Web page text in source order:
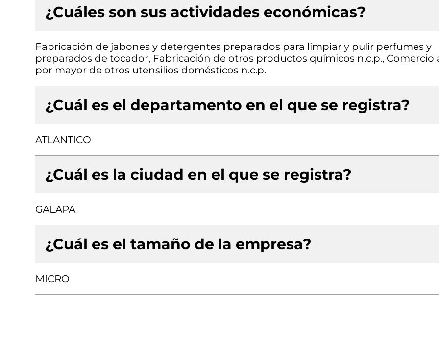
¿Cuáles son sus actividades económicas?
Fabricación de jabones y detergentes preparados para limpiar y pulir perfumes y
preparados de tocador, Fabricación de otros productos químicos n.c.p., Comercio
por mayor de otros utensilios domésticos n.c.p.
¿Cuál es el departamento en el que se registra?
ATLANTICO
¿Cuál es la ciudad en el que se registra?
GALAPA
¿Cuál es el tamaño de la empresa?
MICRO